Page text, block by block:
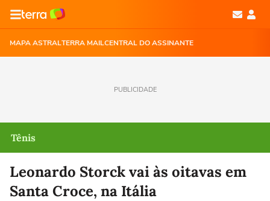
MAPA ASTRALTERRA MAILCENTRAL DO ASSINANTE
PUBLICIDADE
Tênis
Leonardo Storck vai às oitavas em
Santa Croce, na Itália